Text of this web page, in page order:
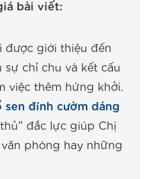
bài viết:
được giới thiệu đến
chỉ chu và kết cấu
việc thêm hứng khởi.
sen đính cườm dáng
đắc lực giúp Chị
phòng hay những